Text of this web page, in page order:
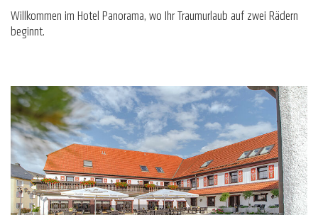
Willkommen im Hotel Panorama, wo Ihr Traumurlaub auf zwei Rädern
beginnt.